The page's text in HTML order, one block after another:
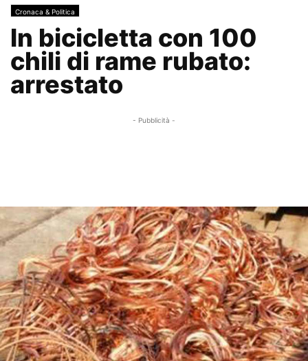
Cronaca & Politica
In bicicletta con 100
chili di rame rubato:
arrestato
- Pubblicità -